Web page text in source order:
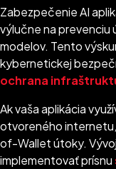
Zabezpečenie AI
výlučne na prevenciu
modelov. Tento
kybernetickej
ochrana
Ak vaša aplikácia
otvoreného
of-Wallet útoky.
implementovať prísnu